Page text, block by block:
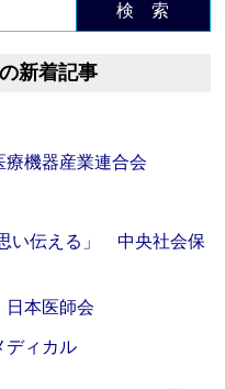
検 索
新着記事
機器産業連合会
い伝える」 中央社会保
本医師会
ィカル